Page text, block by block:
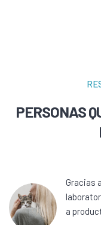
PERSONAS
Gracias
a